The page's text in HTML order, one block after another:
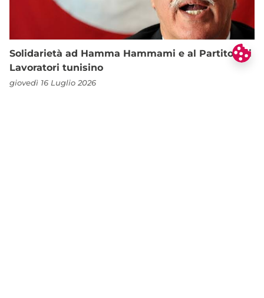
Solidarietà ad Hamma Hammami e al Partito dei
Lavoratori tunisino
giovedì 16 Luglio 2026